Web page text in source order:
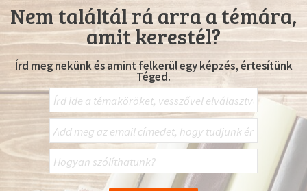
Nem találtál rá arra a témára,
amit kerestél?
Írd meg nekünk és amint felkerül egy képzés, értesítünk
Téged.